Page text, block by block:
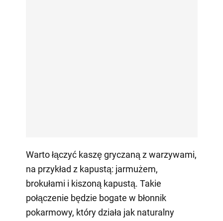
Warto łączyć kaszę gryczaną z warzywami,
na przykład z kapustą: jarmużem,
brokułami i kiszoną kapustą. Takie
połączenie będzie bogate w błonnik
pokarmowy, który działa jak naturalny